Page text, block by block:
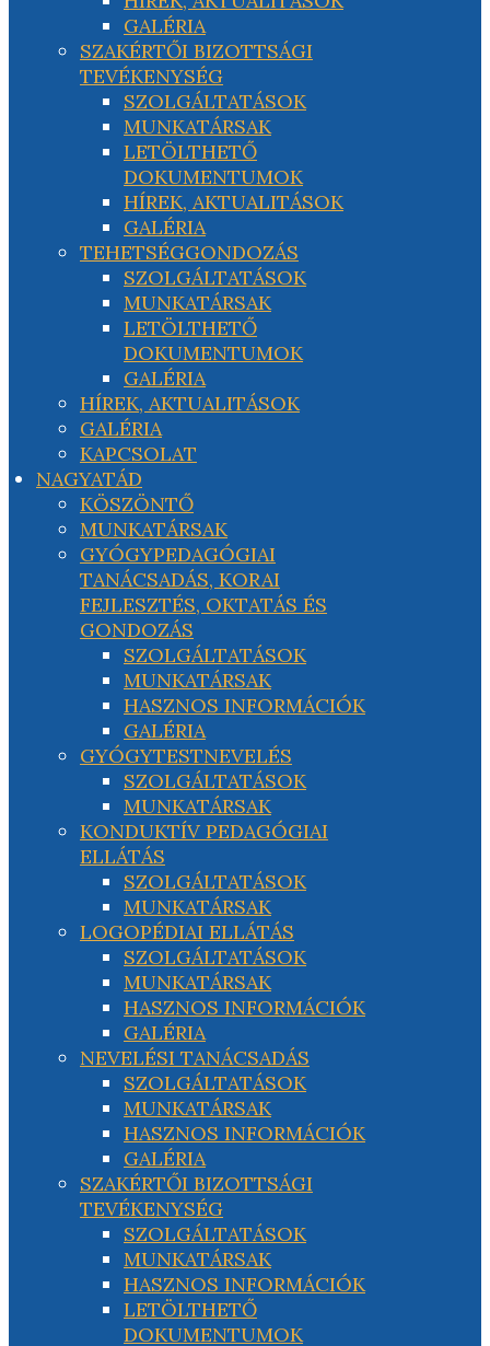
GALÉRIA
SZAKÉRTŐI BIZOTTSÁGI
TEVÉKENYSÉG
SZOLGÁLTATÁSOK
MUNKATÁRSAK
LETÖLTHETŐ
DOKUMENTUMOK
HÍREK, AKTUALITÁSOK
GALÉRIA
TEHETSÉGGONDOZÁS
SZOLGÁLTATÁSOK
MUNKATÁRSAK
LETÖLTHETŐ
DOKUMENTUMOK
GALÉRIA
HÍREK, AKTUALITÁSOK
GALÉRIA
KAPCSOLAT
NAGYATÁD
KÖSZÖNTŐ
MUNKATÁRSAK
GYÓGYPEDAGÓGIAI
TANÁCSADÁS, KORAI
FEJLESZTÉS, OKTATÁS ÉS
GONDOZÁS
SZOLGÁLTATÁSOK
MUNKATÁRSAK
HASZNOS INFORMÁCIÓK
GALÉRIA
GYÓGYTESTNEVELÉS
SZOLGÁLTATÁSOK
MUNKATÁRSAK
KONDUKTÍV PEDAGÓGIAI
ELLÁTÁS
SZOLGÁLTATÁSOK
MUNKATÁRSAK
LOGOPÉDIAI ELLÁTÁS
SZOLGÁLTATÁSOK
MUNKATÁRSAK
HASZNOS INFORMÁCIÓK
GALÉRIA
NEVELÉSI TANÁCSADÁS
SZOLGÁLTATÁSOK
MUNKATÁRSAK
HASZNOS INFORMÁCIÓK
GALÉRIA
SZAKÉRTŐI BIZOTTSÁGI
TEVÉKENYSÉG
SZOLGÁLTATÁSOK
MUNKATÁRSAK
HASZNOS INFORMÁCIÓK
LETÖLTHETŐ
DOKUMENTUMOK